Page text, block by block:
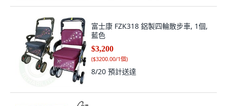
富士康 FZK318 鋁製四輪散步車, 1個,
藍色
$3,200
($3200.00/1個)
8/20 預計送達